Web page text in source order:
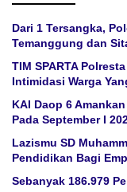
Dari 1 Tersangka,
Temanggung dan
TIM SPARTA
Intimidasi Warga
KAI Daop 6
Pada September I
Lazismu SD
Pendidikan Bagi
Sebanyak 186.979